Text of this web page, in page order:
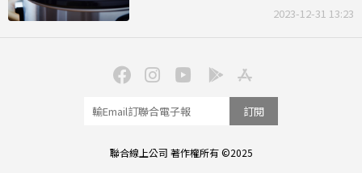
2023-12-31 13:23
訂閱
聯合線上公司 著作權所有 ©2025